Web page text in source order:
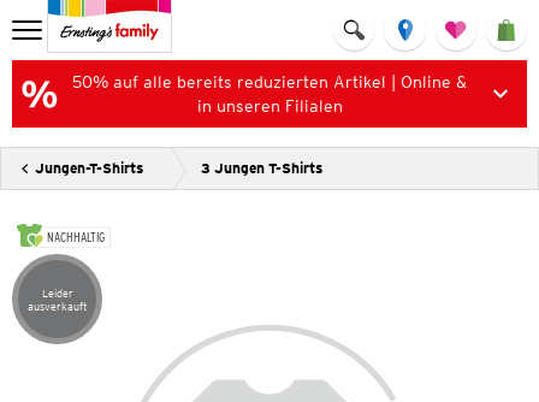
50% auf alle bereits reduzierten Artikel | Online &
in unseren Filialen
Jungen-T-Shirts 3 Jungen T-Shirts
NACHHALTIG
Artikel leider ausverkauft
Leider
ausverkauft